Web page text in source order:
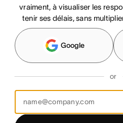
vraiment, à visualiser les
tenir ses délais, sans
Google
or